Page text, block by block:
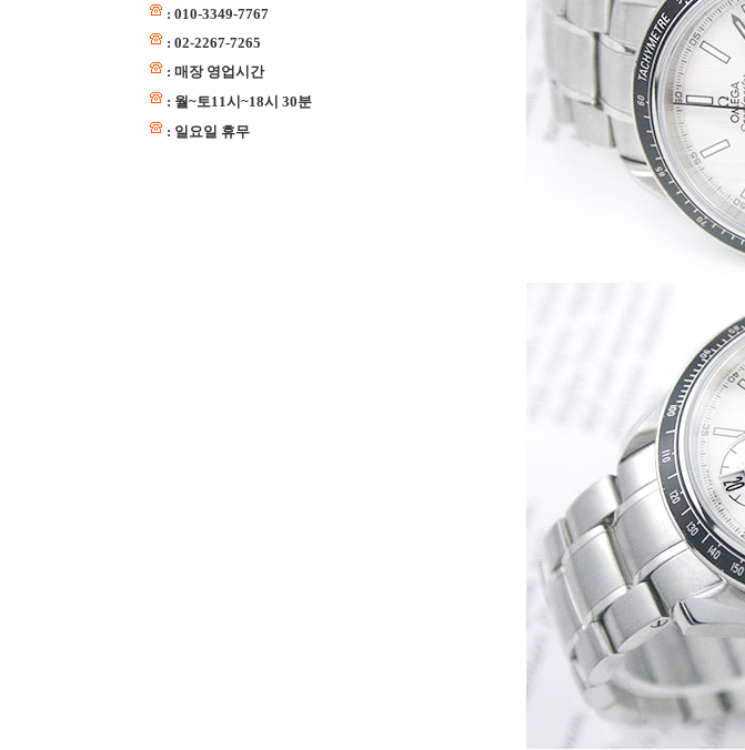
: 010-3349-7767
: 02-2267-7265
: 매장 영업시간
: 월~토11시~18시 30분
: 일요일 휴무